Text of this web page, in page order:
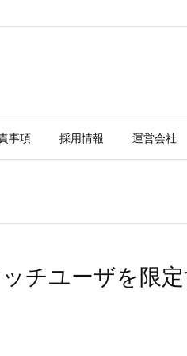
事項 採用情報 運営会社
チユーザを限定